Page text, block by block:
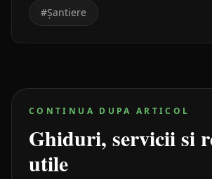
#Șantiere
CONTINUA DUPA ARTICOL
Ghiduri, servicii si
utile